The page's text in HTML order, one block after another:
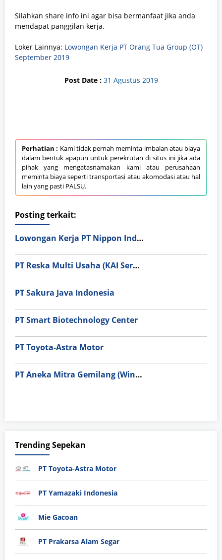
Silahkan share info ini agar bisa bermanfaat jika anda
mendapat panggilan kerja.
Loker Lainnya: Lowongan Kerja PT Orang Tua Group (OT)
September 2019
Post Date : 31 Agustus 2019
Perhatian : Kami tidak pernah meminta imbalan atau biaya
dalam bentuk apapun untuk perekrutan di situs ini jika ada
pihak yang mengatasnamakan kami atau perusahaan
meminta biaya seperti transportasi atau akomodasi atau hal
lain yang pasti PALSU.
Posting terkait:
Lowongan Kerja PT Nippon Indosari Corpindo Tbk. Bulan Agustus 2026
PT Reska Multi Usaha (KAI Services)
PT Sakura Java Indonesia
PT Smart Biotechnology Center
PT Toyota-Astra Motor
PT Aneka Mitra Gemilang (Wings Group)
Trending Sepekan
PT Toyota-Astra Motor
PT Yamazaki Indonesia
Mie Gacoan
PT Prakarsa Alam Segar